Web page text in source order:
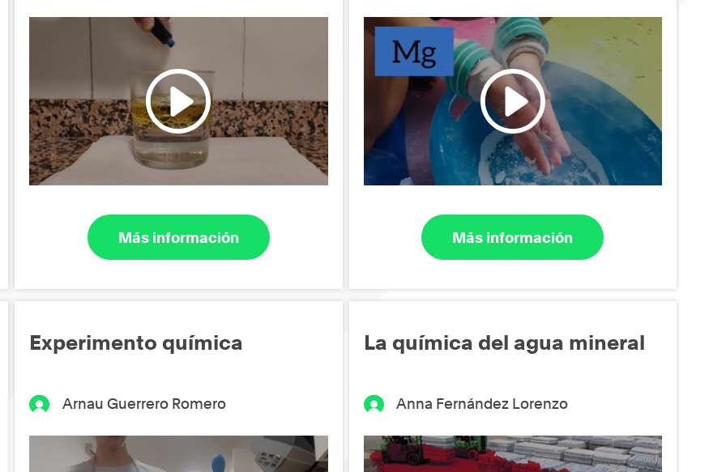
Más información Más información
Experimento química
Arnau Guerrero Romero
La química del agua mineral
Anna Fernández Lorenzo